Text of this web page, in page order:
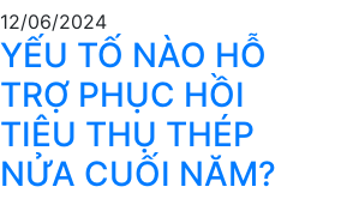
12/06/2024
YẾU TỐ NÀO HỖ
TRỢ PHỤC HỒI
TIÊU THỤ THÉP
NỬA CUỐI NĂM?